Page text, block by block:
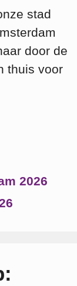
stad
door de
thuis voor
2026